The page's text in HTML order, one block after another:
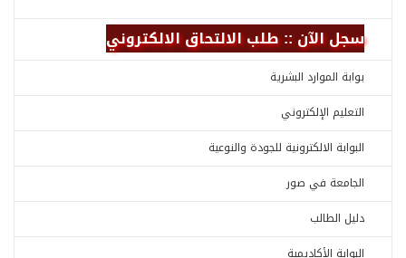
سجل الآن :: طلب الالتحاق الالكتروني
بوابة الموارد البشرية
التعليم الإلكتروني
البوابة الالكترونية للجودة والنوعية
الجامعة في صور
دليل الطالب
البوابة الأكاديمية